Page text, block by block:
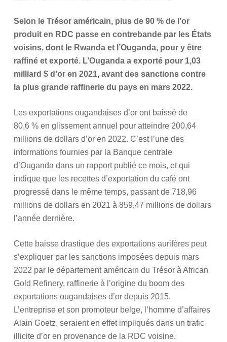
Selon le Trésor américain, plus de 90 % de l’or
produit en RDC passe en contrebande par les États
voisins, dont le Rwanda et l’Ouganda, pour y être
raffiné et exporté. L’Ouganda a exporté pour 1,03
milliard $ d’or en 2021, avant des sanctions contre
la plus grande raffinerie du pays en mars 2022.
Les exportations ougandaises d’or ont baissé de
80,6 % en glissement annuel pour atteindre 200,64
millions de dollars d’or en 2022. C’est l’une des
informations fournies par la Banque centrale
d’Ouganda dans un rapport publié ce mois, et qui
indique que les recettes d’exportation du café ont
progressé dans le même temps, passant de 718,96
millions de dollars en 2021 à 859,47 millions de dollars
l’année dernière.
Cette baisse drastique des exportations aurifères peut
s’expliquer par les sanctions imposées depuis mars
2022 par le département américain du Trésor à African
Gold Refinery, raffinerie à l’origine du boom des
exportations ougandaises d’or depuis 2015.
L’entreprise et son promoteur belge, l’homme d’affaires
Alain Goetz, seraient en effet impliqués dans un trafic
illicite d’or en provenance de la RDC voisine.